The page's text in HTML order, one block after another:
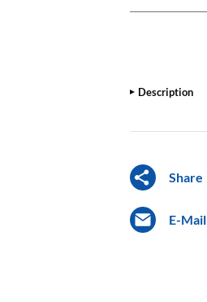
Description
Share
E-Mail